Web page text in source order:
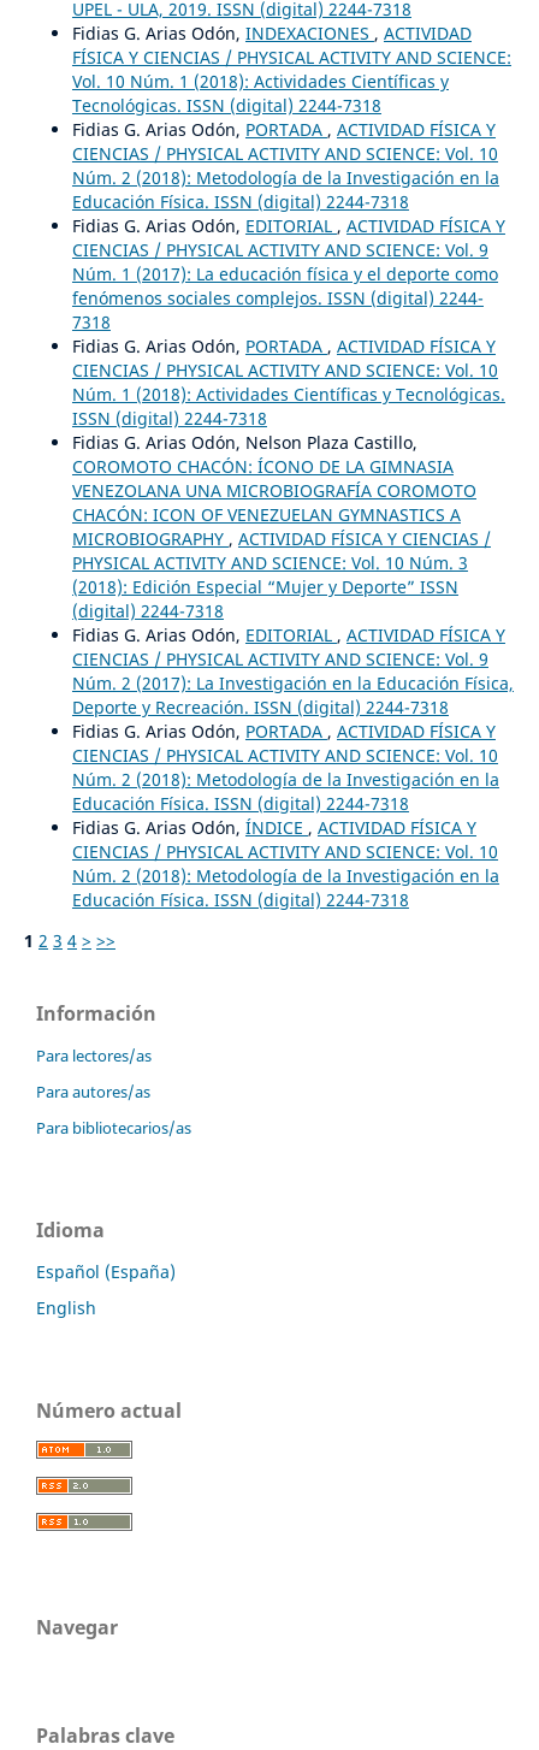
UPEL - ULA, 2019. ISSN (digital) 2244-7318
Fidias G. Arias Odón, INDEXACIONES , ACTIVIDAD
FÍSICA Y CIENCIAS / PHYSICAL ACTIVITY AND SCIENCE:
Vol. 10 Núm. 1 (2018): Actividades Científicas y
Tecnológicas. ISSN (digital) 2244-7318
Fidias G. Arias Odón, PORTADA , ACTIVIDAD FÍSICA Y
CIENCIAS / PHYSICAL ACTIVITY AND SCIENCE: Vol. 10
Núm. 2 (2018): Metodología de la Investigación en la
Educación Física. ISSN (digital) 2244-7318
Fidias G. Arias Odón, EDITORIAL , ACTIVIDAD FÍSICA Y
CIENCIAS / PHYSICAL ACTIVITY AND SCIENCE: Vol. 9
Núm. 1 (2017): La educación física y el deporte como
fenómenos sociales complejos. ISSN (digital) 2244-
7318
Fidias G. Arias Odón, PORTADA , ACTIVIDAD FÍSICA Y
CIENCIAS / PHYSICAL ACTIVITY AND SCIENCE: Vol. 10
Núm. 1 (2018): Actividades Científicas y Tecnológicas.
ISSN (digital) 2244-7318
Fidias G. Arias Odón, Nelson Plaza Castillo,
COROMOTO CHACÓN: ÍCONO DE LA GIMNASIA
VENEZOLANA UNA MICROBIOGRAFÍA COROMOTO
CHACÓN: ICON OF VENEZUELAN GYMNASTICS A
MICROBIOGRAPHY , ACTIVIDAD FÍSICA Y CIENCIAS /
PHYSICAL ACTIVITY AND SCIENCE: Vol. 10 Núm. 3
(2018): Edición Especial “Mujer y Deporte” ISSN
(digital) 2244-7318
Fidias G. Arias Odón, EDITORIAL , ACTIVIDAD FÍSICA Y
CIENCIAS / PHYSICAL ACTIVITY AND SCIENCE: Vol. 9
Núm. 2 (2017): La Investigación en la Educación Física,
Deporte y Recreación. ISSN (digital) 2244-7318
Fidias G. Arias Odón, PORTADA , ACTIVIDAD FÍSICA Y
CIENCIAS / PHYSICAL ACTIVITY AND SCIENCE: Vol. 10
Núm. 2 (2018): Metodología de la Investigación en la
Educación Física. ISSN (digital) 2244-7318
Fidias G. Arias Odón, ÍNDICE , ACTIVIDAD FÍSICA Y
CIENCIAS / PHYSICAL ACTIVITY AND SCIENCE: Vol. 10
Núm. 2 (2018): Metodología de la Investigación en la
Educación Física. ISSN (digital) 2244-7318
1 2 3 4 > >>
Información
Para lectores/as
Para autores/as
Para bibliotecarios/as
Idioma
Español (España)
English
Número actual
Navegar
Palabras clave